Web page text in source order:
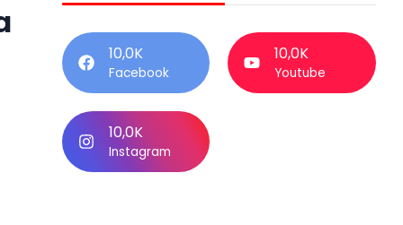
10,0K
Facebook
10,0K
Youtube
10,0K
Instagram